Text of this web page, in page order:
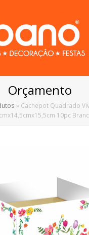
Orçamento
» Cachepot Quadrado
10pc